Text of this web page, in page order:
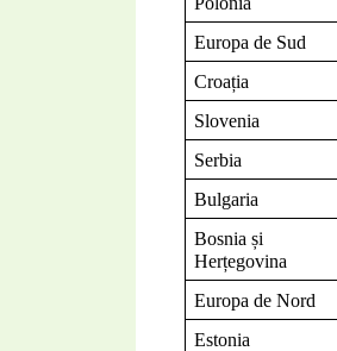
Europa de Sud
Croația
Slovenia
Serbia
Bulgaria
Bosnia și
Herțegovina
Europa de Nord
Estonia